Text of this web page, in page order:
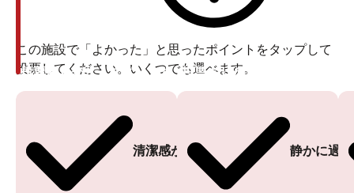
この施設で「よかった」と思ったポイントをタップして
投票してください。いくつでも選べます。
清潔感がある
投票ありがとうございます
静かに過
投票ありがとうございます